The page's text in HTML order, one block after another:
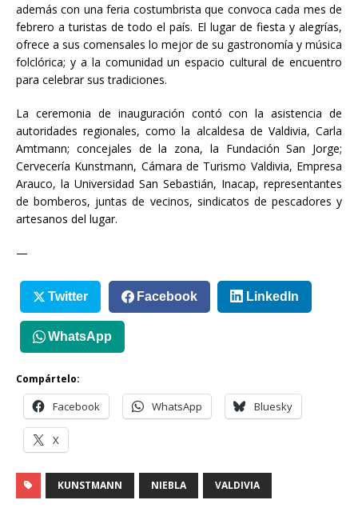
además con una feria costumbrista que convoca cada mes de
febrero a turistas de todo el país. El lugar de fiesta y alegrías,
ofrece a sus comensales lo mejor de su gastronomía y música
folclórica; y a la comunidad un espacio cultural de encuentro
para celebrar sus tradiciones.
La ceremonia de inauguración contó con la asistencia de
autoridades regionales, como la alcaldesa de Valdivia, Carla
Amtmann; concejales de la zona, la Fundación San Jorge;
Cervecería Kunstmann, Cámara de Turismo Valdivia, Empresa
Arauco, la Universidad San Sebastián, Inacap, representantes
de bomberos, juntas de vecinos, sindicatos de pescadores y
artesanos del lugar.
—
Twitter Facebook LinkedIn
WhatsApp
Compártelo:
Facebook WhatsApp Bluesky
X
KUNSTMANN NIEBLA VALDIVIA